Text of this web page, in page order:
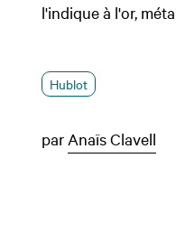
l'indique à l'or,
Hublot
par Anaïs Clavell